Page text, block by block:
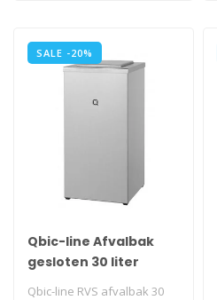
SALE -20%
Qbic-line Afvalbak
gesloten 30 liter
Qbic-line RVS afvalbak 30